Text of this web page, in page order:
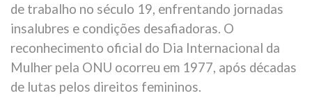
de trabalho no século 19, enfrentando jornadas
insalubres e condições desafiadoras. O
reconhecimento oficial do Dia Internacional da
Mulher pela ONU ocorreu em 1977, após décadas
de lutas pelos direitos femininos.